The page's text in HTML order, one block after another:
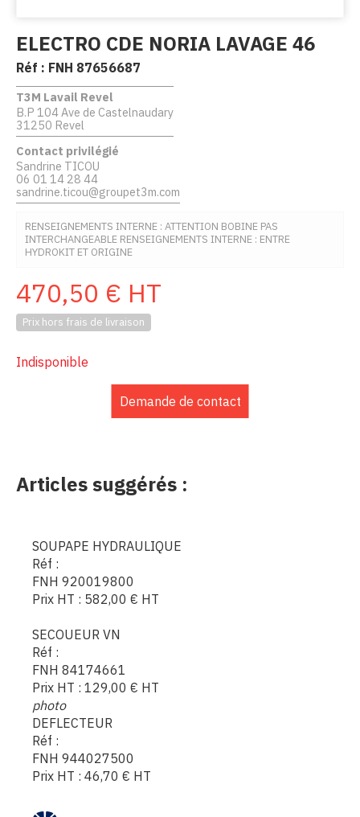
ELECTRO CDE NORIA LAVAGE 46
Réf : FNH 87656687
RENSEIGNEMENTS INTERNE : ATTENTION BOBINE PAS
INTERCHANGEABLE RENSEIGNEMENTS INTERNE : ENTRE
HYDROKIT ET ORIGINE
T3M Lavail Revel
B.P 104 Ave de Castelnaudary
31250 Revel
Contact privilégié
Sandrine TICOU
06 01 14 28 44
sandrine.ticou@groupet3m.com
470,50 € HT
Prix hors frais de livraison
Indisponible
Demande de contact
Articles suggérés :
SOUPAPE HYDRAULIQUE
Réf :
FNH 920019800
Prix HT : 582,00 € HT
SECOUEUR VN
Réf :
FNH 84174661
Prix HT : 129,00 € HT
photo
DEFLECTEUR
Réf :
FNH 944027500
Prix HT : 46,70 € HT